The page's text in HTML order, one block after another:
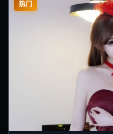
热门